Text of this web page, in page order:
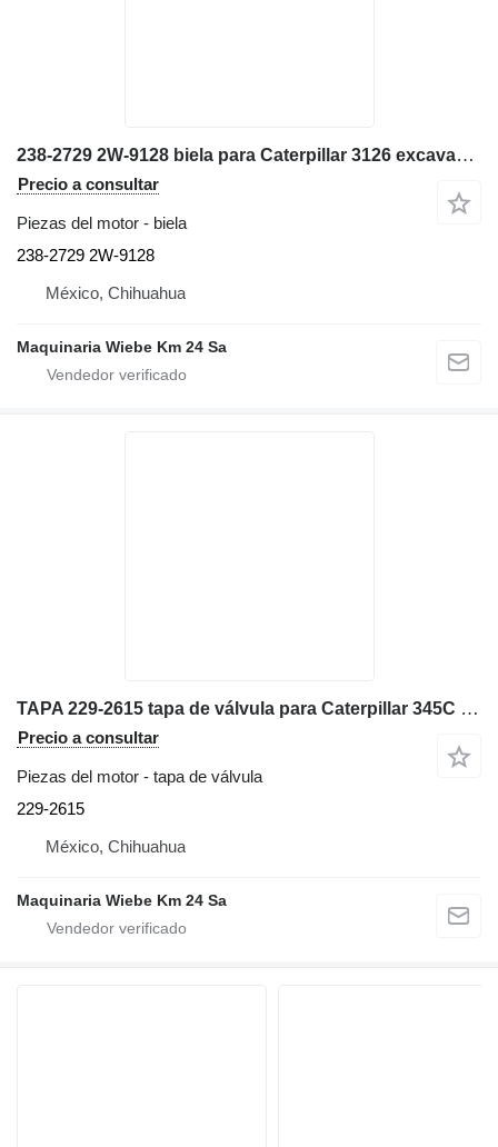
238-2729 2W-9128 biela para Caterpillar 3126 excavadora
Precio a consultar
Piezas del motor - biela
238-2729 2W-9128
México, Chihuahua
Maquinaria Wiebe Km 24 Sa
TAPA 229-2615 tapa de válvula para Caterpillar 345C excavadora
Precio a consultar
Piezas del motor - tapa de válvula
229-2615
México, Chihuahua
Maquinaria Wiebe Km 24 Sa